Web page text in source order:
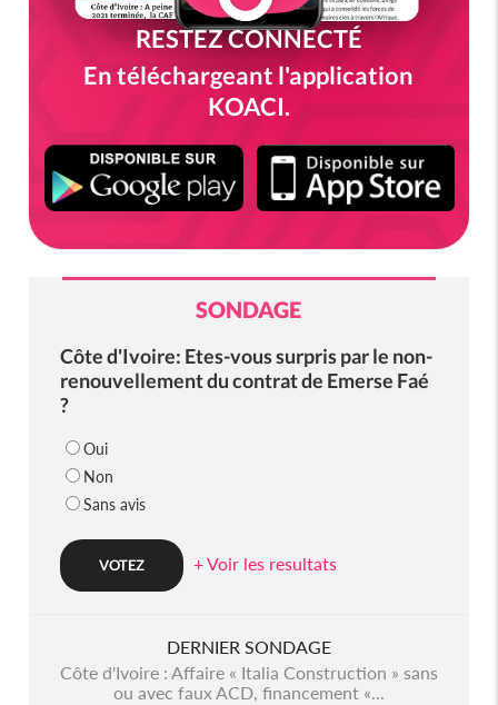
RESTEZ CONNECTÉ
En téléchargeant l'application
KOACI.
SONDAGE
Côte d'Ivoire: Etes-vous surpris par le non-
renouvellement du contrat de Emerse Faé
?
Oui
Non
Sans avis
+ Voir les resultats
DERNIER SONDAGE
Côte d'Ivoire : Affaire « Italia Construction » sans
ou avec faux ACD, financement «...